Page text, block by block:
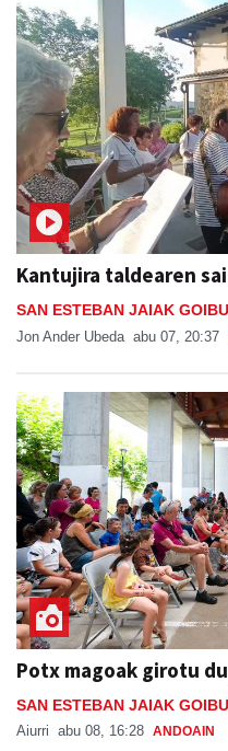
Kantujira taldearen
SAN ESTEBAN JAIAK
Jon Ander Ubeda abu 07, 20:37
Potx magoak girotu
SAN ESTEBAN JAIAK
Aiurri abu 08, 16:28 ANDOAIN